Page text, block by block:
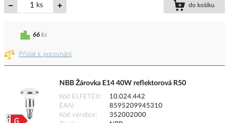
ks do košíku
Přidat k porovnání
66 ks
NBB Žárovka E14 40W reflektorová R50
Kód ELFETEX
10.024.442
EAN
8595209945310
Kód výrobce
352002000